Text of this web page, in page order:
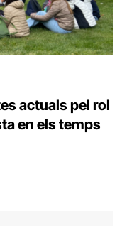
actuals pel rol
en els temps